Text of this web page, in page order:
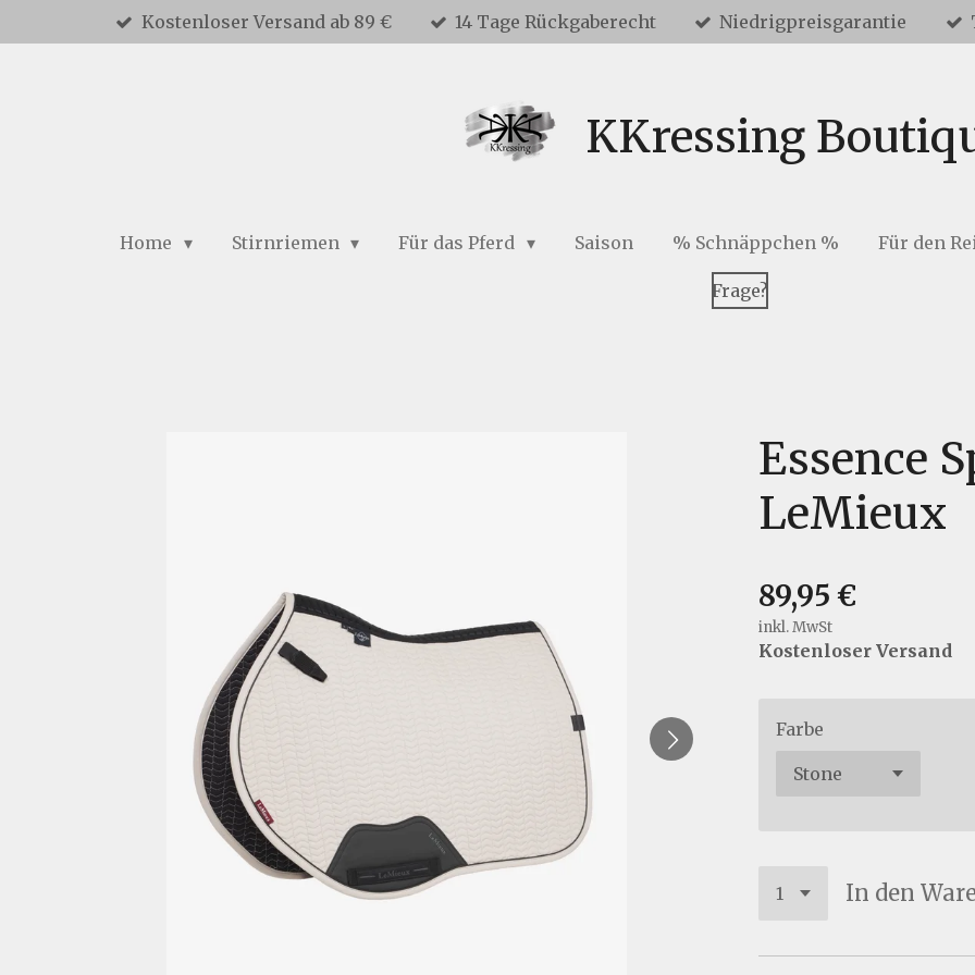
Hauptinhalt
Kostenloser Versand ab 89 € 14 Tage Rückgaberecht Niedrigpreisgarantie
KKressing
Home Stirnriemen Für das Pferd Saison % Schnäppchen % Für den
Frage?
Essence
LeMieux
89,95 €
inkl. MwSt
Kostenloser Versand
Farbe
In den